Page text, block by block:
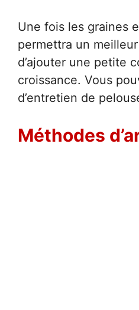
Une fois les graines
permettra un
d’ajouter une petite
croissance. Vous
d’entretien de
Méthodes